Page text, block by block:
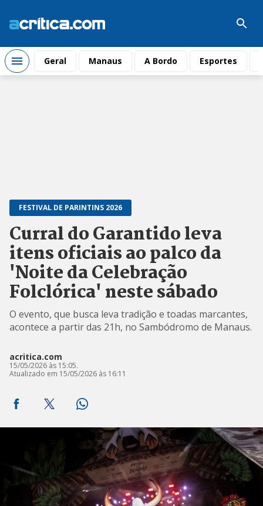
Geral Manaus A Bordo Esportes
FESTIVAL DE PARINTINS 2026
Curral do Garantido leva
itens oficiais ao palco da
'Noite da Celebração
Folclórica' neste sábado
O evento, que busca leva tradição e toadas marcantes,
acontece a partir das 21h, no Sambódromo de Manaus.
acritica.com
15/05/2026 às 15:05.
Atualizado em 15/05/2026 às 16:11